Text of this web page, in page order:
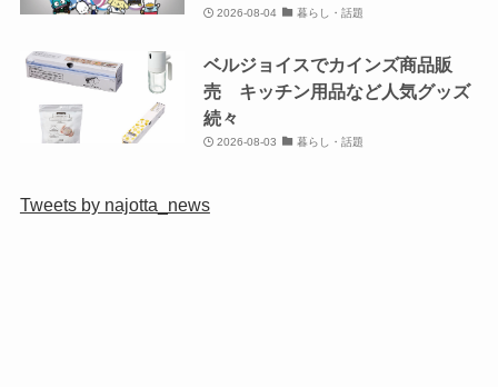
2026-08-04 暮らし・話題
ベルジョイスでカインズ商品販
売 キッチン用品など人気グッズ
続々
2026-08-03 暮らし・話題
Tweets by najotta_news